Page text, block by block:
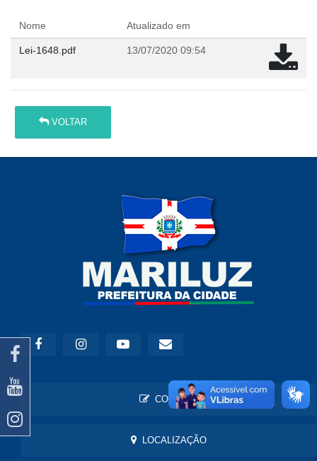
Nome Atualizado em
Lei-1648.pdf 13/07/2020 09:54
VOLTAR
CONTATO
LOCALIZAÇÃO